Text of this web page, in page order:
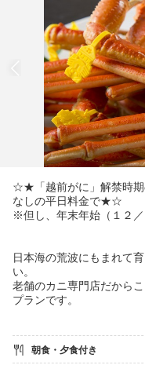
☆★「越前がに」解禁時期
なしの平日料金で★☆
※但し、年末年始（１２／
日本海の荒波にもまれて
い。
老舗のカニ専門店だから
プランです。
「身が一番おいしいサイズ
カニ一筋の目利き女将が
朝食・夕食付き